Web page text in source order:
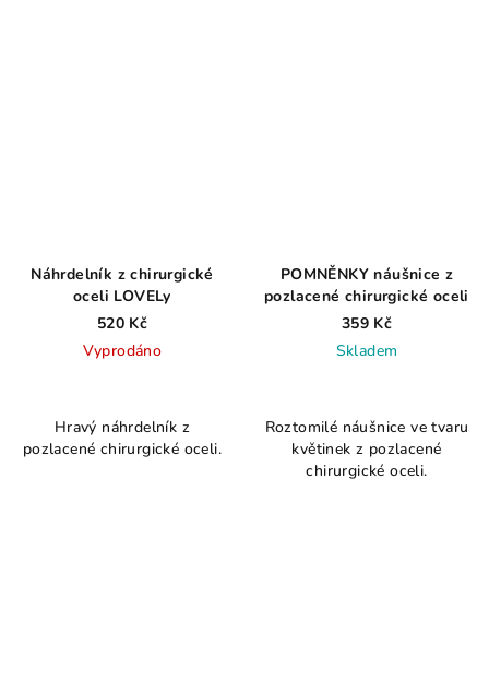
Náhrdelník z chirurgické
oceli LOVELy
520 Kč
Vyprodáno
produktu
je
Hravý náhrdelník z
pozlacené chirurgické oceli.
POMNĚNKY náušnice z
pozlacené chirurgické oceli
359 Kč
Skladem
Roztomilé náušnice ve tvaru
květinek z pozlacené
chirurgické oceli.